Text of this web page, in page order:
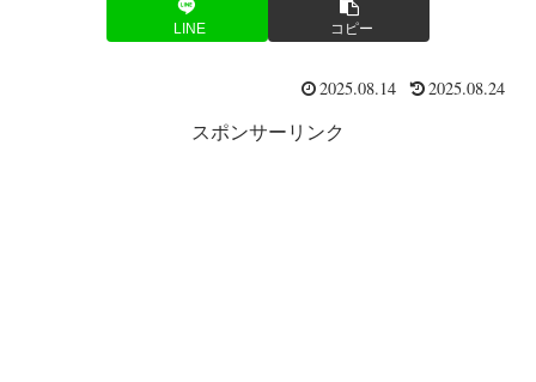
LINE コピー
2025.08.14 2025.08.24
スポンサーリンク